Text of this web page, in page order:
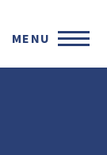
MENU